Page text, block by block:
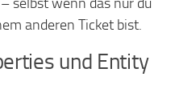
anderen Ticket bist.
und Entity